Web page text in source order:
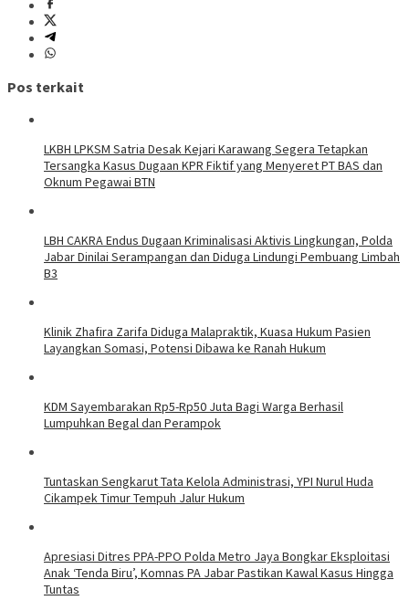
Pos terkait
LKBH LPKSM Satria Desak Kejari Karawang Segera Tetapkan
Tersangka Kasus Dugaan KPR Fiktif yang Menyeret PT BAS dan
Oknum Pegawai BTN
LBH CAKRA Endus Dugaan Kriminalisasi Aktivis Lingkungan, Polda
Jabar Dinilai Serampangan dan Diduga Lindungi Pembuang Limbah
B3
Klinik Zhafira Zarifa Diduga Malapraktik, Kuasa Hukum Pasien
Layangkan Somasi, Potensi Dibawa ke Ranah Hukum
KDM Sayembarakan Rp5-Rp50 Juta Bagi Warga Berhasil
Lumpuhkan Begal dan Perampok
Tuntaskan Sengkarut Tata Kelola Administrasi, YPI Nurul Huda
Cikampek Timur Tempuh Jalur Hukum
Apresiasi Ditres PPA-PPO Polda Metro Jaya Bongkar Eksploitasi
Anak ‘Tenda Biru’, Komnas PA Jabar Pastikan Kawal Kasus Hingga
Tuntas